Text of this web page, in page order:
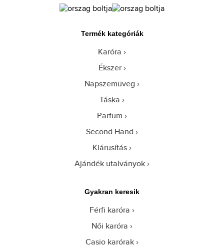
Termék kategóriák
Karóra
Ékszer
Napszemüveg
Táska
Parfüm
Second Hand
Kiárusítás
Ajándék utalványok
Gyakran keresik
Férfi karóra
Női karóra
Casio karórak